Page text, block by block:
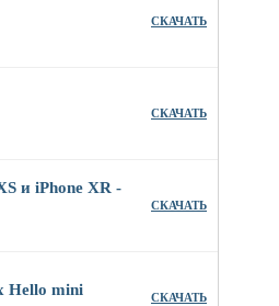
СКАЧАТЬ
СКАЧАТЬ
и iPhone XR -
СКАЧАТЬ
Hello mini СКАЧАТЬ